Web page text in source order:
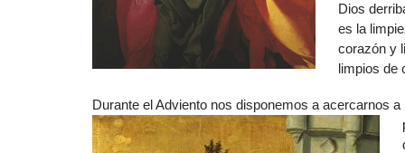
Dios
es la
corazón y
limpios de
Durante el Adviento nos disponemos a acercarnos